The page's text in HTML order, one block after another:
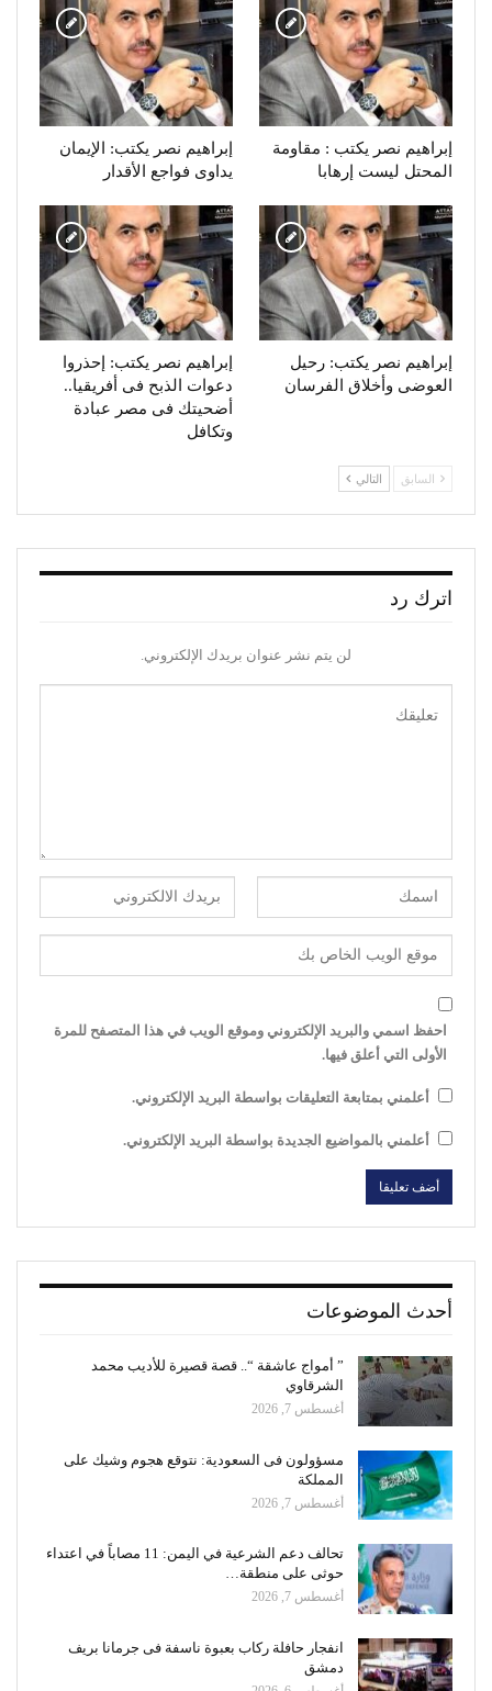
إبراهيم نصر يكتب : مقاومة
المحتل ليست إرهابا
إبراهيم نصر يكتب: الإيمان
يداوى فواجع الأقدار
إبراهيم نصر يكتب: رحيل
العوضى وأخلاق الفرسان
إبراهيم نصر يكتب: إحذروا
دعوات الذبح فى أفريقيا..
أضحيتك فى مصر عبادة
وتكافل
السابق التالي
اترك رد
لن يتم نشر عنوان بريدك الإلكتروني.
احفظ اسمي والبريد الإلكتروني وموقع الويب في هذا المتصفح للمرة
الأولى التي أعلق فيها.
أعلمني بمتابعة التعليقات بواسطة البريد الإلكتروني.
أعلمني بالمواضيع الجديدة بواسطة البريد الإلكتروني.
أحدث الموضوعات
” أمواج عاشقة “.. قصة قصيرة للأديب محمد
الشرقاوي
أغسطس 7, 2026
مسؤولون فى السعودية: نتوقع هجوم وشيك على
المملكة
أغسطس 7, 2026
تحالف دعم الشرعية في اليمن: 11 مصاباً في اعتداء
حوثى على منطقة…
أغسطس 7, 2026
انفجار حافلة ركاب بعبوة ناسفة فى جرمانا بريف
دمشق